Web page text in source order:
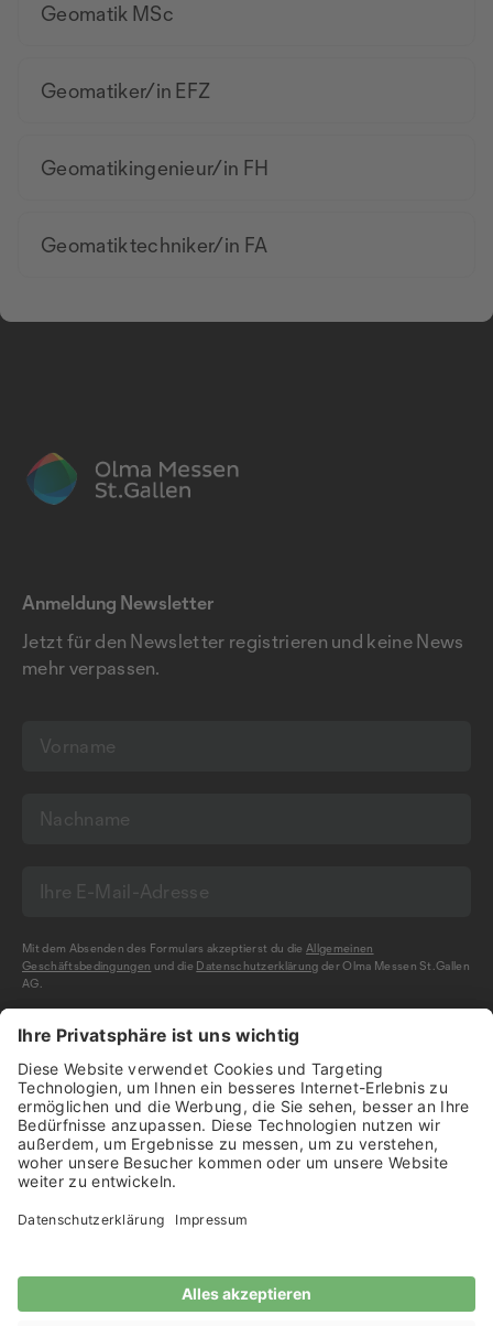
Geomatik MSc
Geomatiker/in EFZ
Geomatikingenieur/in FH
Geomatiktechniker/in FA
Anmeldung Newsletter
Jetzt für den Newsletter registrieren und keine News
mehr verpassen.
Mit dem Absenden des Formulars akzeptierst du dieAllgemeinen
Geschäftsbedingungen und die Datenschutzerklärung der Olma Messen St.Gallen
AG.
NEWSLETTER BESTELLEN